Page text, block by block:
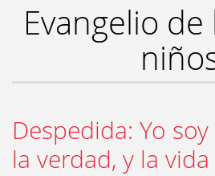
Evangelio
Despedida: Yo
la verdad, y la vida